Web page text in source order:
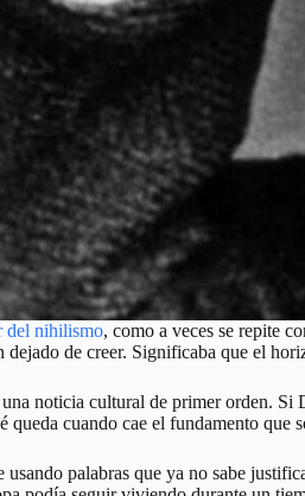
del nihilismo, como a veces se repite
dejado de creer. Significaba que el
noticia cultural de primer orden.
cuando cae el fundamento que
palabras que ya no sabe